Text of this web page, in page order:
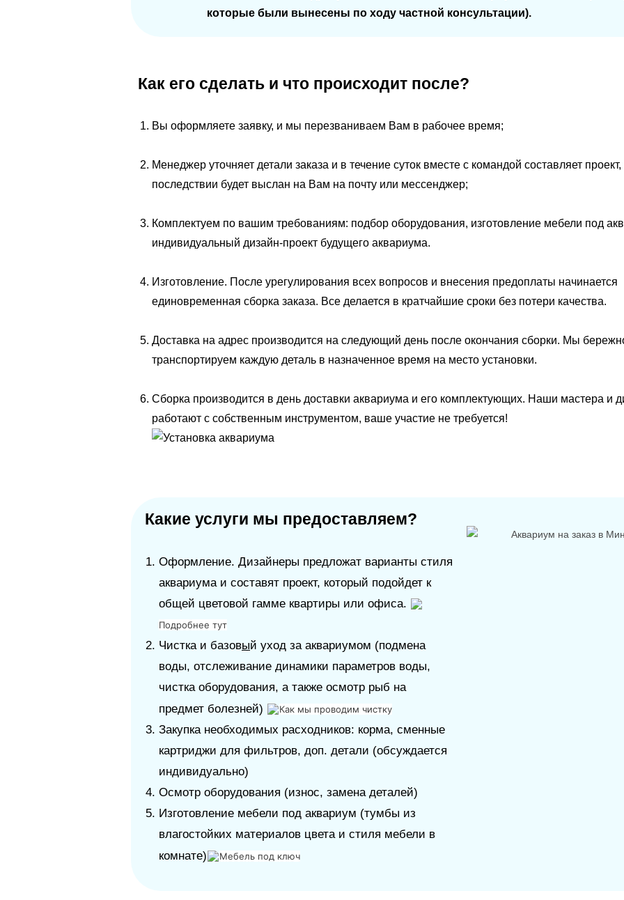
которые были вынесены по ходу частной консультации).
Как его сделать и что происходит после?
Вы оформляете заявку, и мы перезваниваем Вам в рабочее время;
Менеджер уточняет детали заказа и в течение суток вместе с командой составляет
последствии будет выслан на Вам на почту или мессенджер;
Комплектуем по вашим требованиям: подбор оборудования, изготовление мебели под
индивидуальный дизайн-проект будущего аквариума.
Изготовление. После урегулирования всех вопросов и внесения предоплаты начинается
единовременная сборка заказа. Все делается в кратчайшие сроки без потери качества.
Доставка на адрес производится на следующий день после окончания сборки. Мы
транспортируем каждую деталь в назначенное время на место установки.
Сборка производится в день доставки аквариума и его комплектующих. Наши мастера и
работают с собственным инструментом, ваше участие не требуется!
Какие услуги мы предоставляем?
Оформление. Дизайнеры предложат варианты стиля
аквариума и составят проект, который подойдет к
общей цветовой гамме квартиры или офиса.
Подробнее тут
Чистка и базовый уход за аквариумом (подмена
воды, отслеживание динамики параметров воды,
чистка оборудования, а также осмотр рыб на
предмет болезней)
Как мы проводим чистку
Закупка необходимых расходников: корма, сменные
картриджи для фильтров, доп. детали (обсуждается
индивидуально)
Осмотр оборудования (износ, замена деталей)
Изготовление мебели под аквариум (тумбы из
влагостойких материалов цвета и стиля мебели в
комнате)
Мебель под ключ